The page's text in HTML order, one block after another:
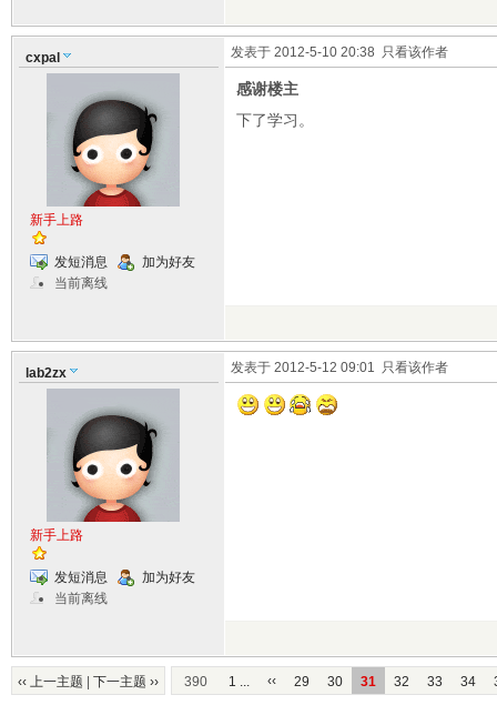
cxpal
新手上路
发短消息
加为好友
当前离线
发表于 2012-5-10 20:38 只看该作者
感谢楼主
下了学习。
lab2zx
新手上路
发短消息
加为好友
当前离线
发表于 2012-5-12 09:01 只看该作者
‹‹ 上一主题 下一主题 ›› 390 1 ... ‹‹ 29 30 31 32 33 34